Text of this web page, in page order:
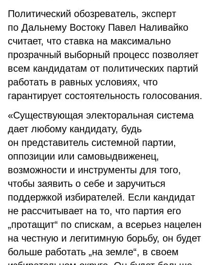
Политический обозреватель, эксперт
по Дальнему Востоку Павел Наливайко
считает, что ставка на максимально
прозрачный выборный процесс позволяет
всем кандидатам от политических партий
работать в равных условиях, что
гарантирует состоятельность голосования.
«Существующая электоральная система
дает любому кандидату, будь
он представитель системной партии,
оппозиции или самовыдвиженец,
возможности и инструменты для того,
чтобы заявить о себе и заручиться
поддержкой избирателей. Если кандидат
не рассчитывает на то, что партия его
„протащит“ по спискам, а всерьез нацелен
на честную и легитимную борьбу, он будет
больше работать „на земле“, в своем